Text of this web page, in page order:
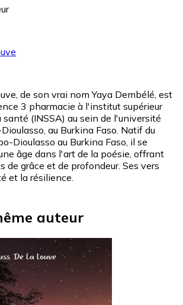
de son vrai nom Yaya Dembélé, est
3 pharmacie à l'institut supérieur
santé (INSSA) au sein de l'université
au Burkina Faso. Natif du
Dioulasso au Burkina Faso, il se
âge dans l'art de la poésie, offrant
de grâce et de profondeur. Ses vers
et la résilience.
auteur